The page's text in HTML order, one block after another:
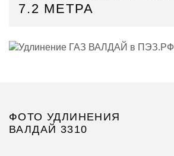
7.2 МЕТРА
ФОТО УДЛИНЕНИЯ
ВАЛДАЙ 3310